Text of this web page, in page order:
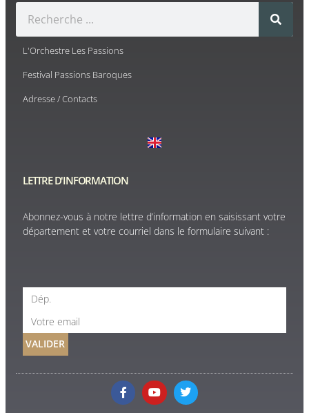
L'Orchestre Les Passions
Festival Passions Baroques
Adresse / Contacts
LETTRE D'INFORMATION
Abonnez-vous à notre lettre d’information en saisissant votre
département et votre courriel dans le formulaire suivant :
VALIDER